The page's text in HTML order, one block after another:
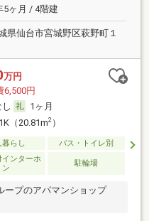
5ヶ月 / 4階建
県仙台市宮城野区萩野町１
万円
6,500円
し
1ヶ月
（20.81m2）
暮らし バス・トイレ別
インターホ
ン
駐輪場
ープのアパマンショップ